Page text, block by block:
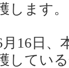
します。
月16日、
してい